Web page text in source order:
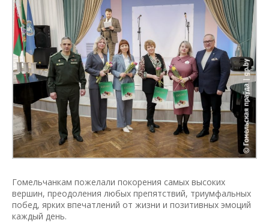
Гомельчанкам пожелали покорения самых высоких
вершин, преодоления любых препятствий, триумфальных
побед, ярких впечатлений от жизни и позитивных эмоций
каждый день.